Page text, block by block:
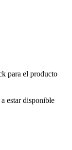
para el producto
estar disponible